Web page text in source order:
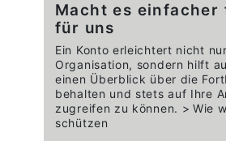
Macht es einfacher
für uns
Ein Konto erleichtert nicht
Organisation, sondern hilft
einen Überblick über die
behalten und stets auf Ihre
zugreifen zu können.
Wie
schützen